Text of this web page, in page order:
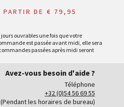
PARTIR DE € 79,95
ouvrables une fois que votre
est passée avant midi, elle sera
passées après midi seront
Avez-vous besoin d'aide ?
Téléphone
+32 (0)54 56 69 55
(Pendant les horaires de bureau)